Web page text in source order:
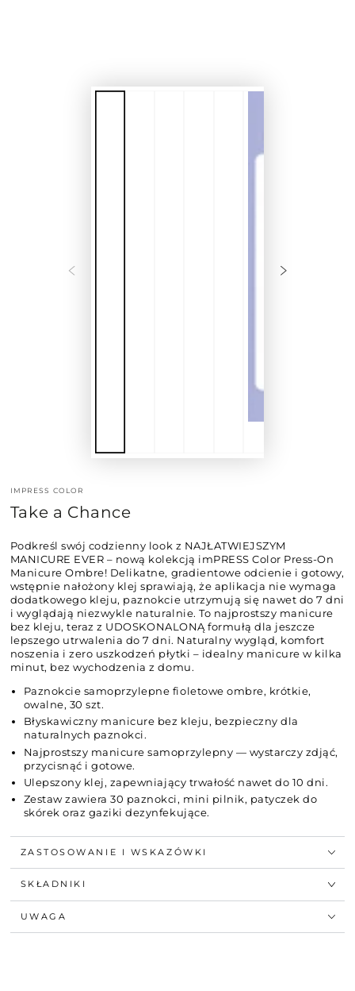
IMPRESS COLOR
Take a Chance
Podkreśl swój codzienny look z NAJŁATWIEJSZYM
MANICURE EVER – nową kolekcją imPRESS Color Press-On
Manicure Ombre! Delikatne, gradientowe odcienie i gotowy,
wstępnie nałożony klej sprawiają, że aplikacja nie wymaga
dodatkowego kleju, paznokcie utrzymują się nawet do 7 dni
i wyglądają niezwykle naturalnie. To najprostszy manicure
bez kleju, teraz z UDOSKONALONĄ formułą dla jeszcze
lepszego utrwalenia do 7 dni. Naturalny wygląd, komfort
noszenia i zero uszkodzeń płytki – idealny manicure w kilka
minut, bez wychodzenia z domu.
Paznokcie samoprzylepne fioletowe ombre, krótkie,
owalne, 30 szt.
Błyskawiczny manicure bez kleju, bezpieczny dla
naturalnych paznokci.
Najprostszy manicure samoprzylepny — wystarczy zdjąć,
przycisnąć i gotowe.
Ulepszony klej, zapewniający trwałość nawet do 10 dni.
Zestaw zawiera 30 paznokci, mini pilnik, patyczek do
skórek oraz gaziki dezynfekujące.
ZASTOSOWANIE I WSKAZÓWKI
SKŁADNIKI
UWAGA